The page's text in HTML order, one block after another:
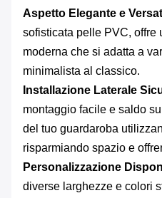
Aspetto Elegante e
sofisticata pelle PVC, offre
moderna che si adatta a
minimalista al classico.
Installazione Laterale
montaggio facile e saldo
del tuo guardaroba
risparmiando spazio e
Personalizzazione
diverse larghezze e colori